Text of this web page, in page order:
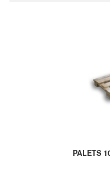
PALETS